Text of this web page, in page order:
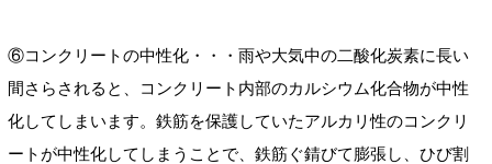
⑥コンクリートの中性化・・・雨や大気中の二酸化炭素に長い
間さらされると、コンクリート内部のカルシウム化合物が中性
化してしまいます。鉄筋を保護していたアルカリ性のコンクリ
ートが中性化してしまうことで、鉄筋ぐ錆びて膨張し、ひび割